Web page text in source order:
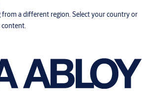
from a different region. Select your country or